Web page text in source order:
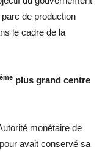
de production
le cadre de la
ème plus grand centre
monétaire de
avait conservé sa